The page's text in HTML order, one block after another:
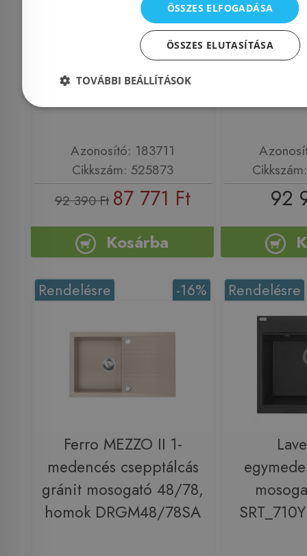
BLANCO DALAGO 6
Silgranit mosogató
dugókiemelővel, fekete
525873
Azonosító: 183711
Cikkszám: 525873
92 390 Ft 87 771 Ft
Kosárba
Deante
mosogató
szett,
92
-16%
Rendelésre
Ferro MEZZO II 1-
medencés csepptálcás
gránit mosogató 48/78,
homok DRGM48/78SA
Rendelésre
ÖSSZES ELFOGADÁSA
ÖSSZES ELUTASÍTÁSA
TOVÁBBI BEÁLLÍTÁSOK